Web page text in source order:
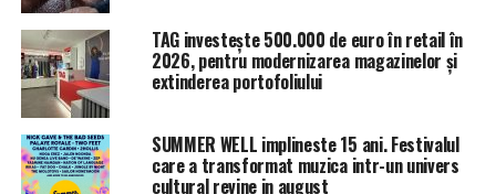
fiscal se depune o declaraţie finală de venituri brute, pe
baza căreia se emite decizia de impunere finală), în
privinţa CASS nu s-a putut face niciodată regularizarea,
întrucât competenţii de la Fisc şi de la casele publice de
asigurări de sănătate nu au reuşit să transfere bazele de
date cu asiguraţii de la casele de sănătate la fisc.
TAG investește 500.000 de euro în retail în
2026, pentru modernizarea magazinelor și
extinderea portofoliului
SUMMER WELL implineste 15 ani. Festivalul
care a transformat muzica intr-un univers
cultural revine in august